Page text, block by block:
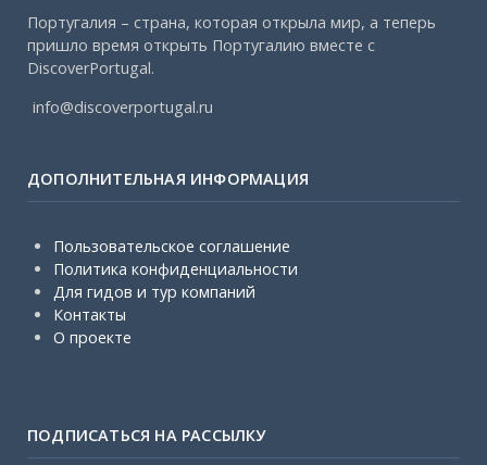
Португалия – страна, которая открыла мир, а теперь
пришло время открыть Португалию вместе с
DiscoverPortugal.
info@discoverportugal.ru
ДОПОЛНИТЕЛЬНАЯ ИНФОРМАЦИЯ
Пользовательское соглашение
Политика конфиденциальности
Для гидов и тур компаний
Контакты
О проекте
ПОДПИСАТЬСЯ НА РАССЫЛКУ